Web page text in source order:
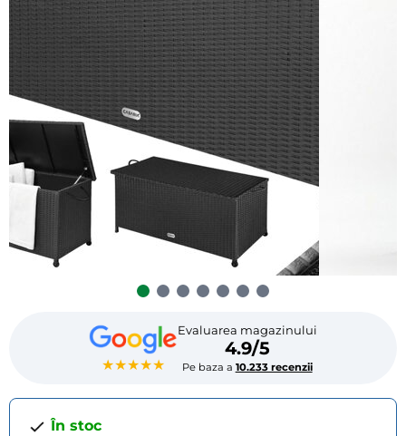
★★★★★
Evaluarea magazinului
4.9/5
Pe baza a 10.233 recenzii
În stoc